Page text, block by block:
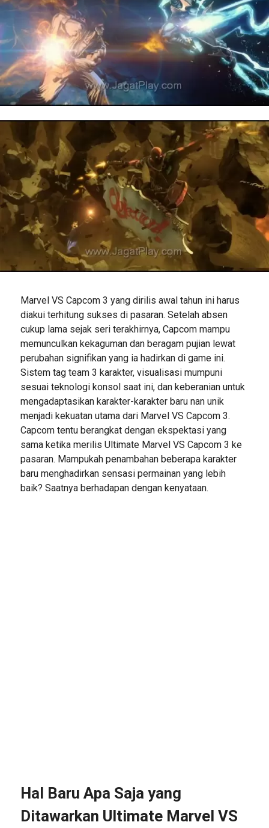
Marvel VS Capcom 3 yang dirilis awal tahun ini harus
diakui terhitung sukses di pasaran. Setelah absen
cukup lama sejak seri terakhirnya, Capcom mampu
memunculkan kekaguman dan beragam pujian lewat
perubahan signifikan yang ia hadirkan di game ini.
Sistem tag team 3 karakter, visualisasi mumpuni
sesuai teknologi konsol saat ini, dan keberanian untuk
mengadaptasikan karakter-karakter baru nan unik
menjadi kekuatan utama dari Marvel VS Capcom 3.
Capcom tentu berangkat dengan ekspektasi yang
sama ketika merilis Ultimate Marvel VS Capcom 3 ke
pasaran. Mampukah penambahan beberapa karakter
baru menghadirkan sensasi permainan yang lebih
baik? Saatnya berhadapan dengan kenyataan.
Hal Baru Apa Saja yang
Ditawarkan Ultimate Marvel VS